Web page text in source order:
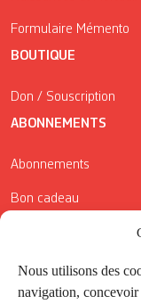
Nous utilisons des
navigation, concevoir
Formulaire Mémento
BOUTIQUE
Don / Souscription
ABONNEMENTS
Abonnements
Bon cadeau
Conditions générales
Réductions de la
Application